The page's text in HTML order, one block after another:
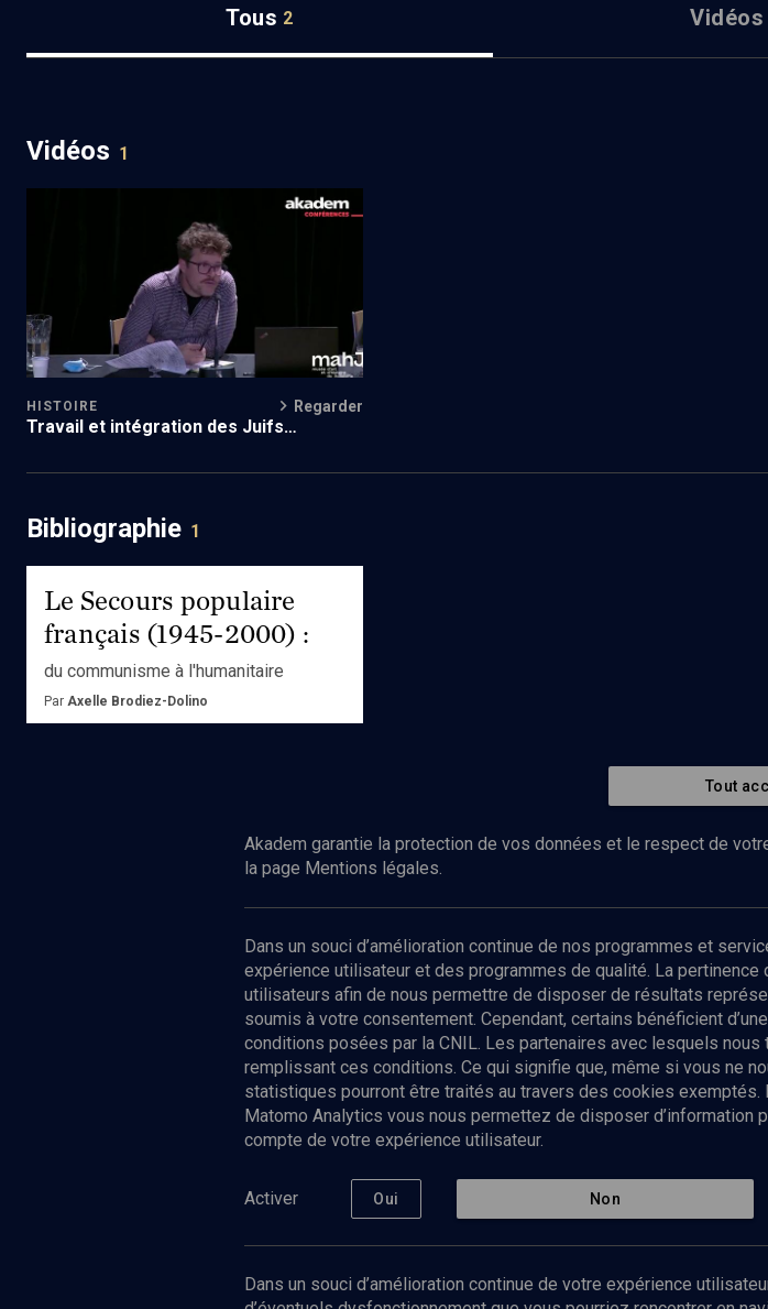
Tous 2 Vidéos
Vidéos 1
assistance et migrations juives
HISTOIRE Regarder
Travail et intégration des Juifs
1970
Bibliographie 1
Le Secours populaire
français (1945-2000) :
du communisme à l'humanitaire
Par Axelle Brodiez-Dolino
Abonnez-vous à notre
Nos Chaines
Culture
Limoud
Université
Tout
Akadem garantie la protection de vos données et le respect de
la page Mentions légales.
Dans un souci d’amélioration continue de nos programmes et
expérience utilisateur et des programmes de qualité. La
utilisateurs afin de nous permettre de disposer de résultats
soumis à votre consentement. Cependant, certains bénéficient
conditions posées par la CNIL. Les partenaires avec lesquels
remplissant ces conditions. Ce qui signifie que, même si vous ne
statistiques pourront être traités au travers des cookies
Matomo Analytics vous nous permettez de disposer
compte de votre expérience utilisateur.
Activer Oui Non
Dans un souci d’amélioration continue de votre expérience